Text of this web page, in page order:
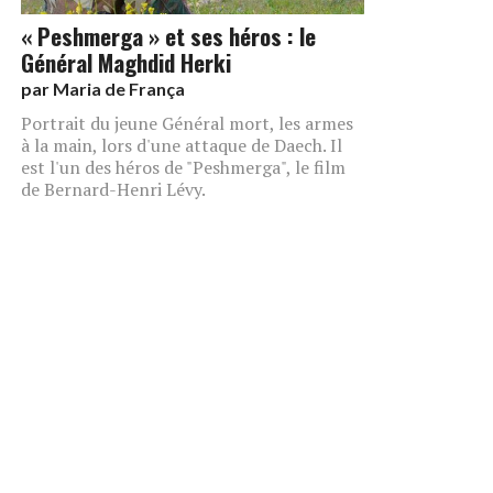
« Peshmerga » et ses héros : le
Général Maghdid Herki
par Maria de França
Portrait du jeune Général mort, les armes
à la main, lors d'une attaque de Daech. Il
est l'un des héros de "Peshmerga", le film
de Bernard-Henri Lévy.